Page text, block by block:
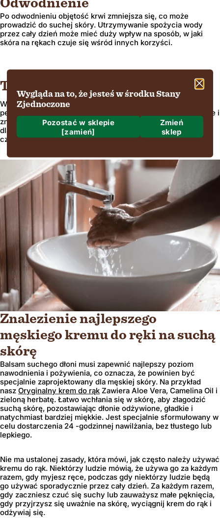
Wygląda na to, że jesteś w środku Stany
Zjednoczone
Pozostać w sklepie
[zamień]
Zmień
sklep
Potwierdzać
Zmiana tam, gdzie wysyłasz, aby zaktualizować walutę, opcje wysyłki i
Odwodnienie
Po odwodnieniu objętość krwi zmniejsza się, co może
prowadzić do suchej skóry. Utrzymywanie spożycia wody
przez cały dzień może mieć duży wpływ na sposób, w jaki
skóra na rękach czuje się wśród innych korzyści.
Twoja praca
Wspominaliśmy powyżej ogólne warunki pracy, ale istnieją
pewne zawody, które wymagają umycia rąk w pilnej potrzebie i
znaczeniu. Na przykład lekarze i pielęgniarki muszą to zrobić
dla własnego bezpieczeństwa, a ich pacjentów i środków
czyszczących alkohol nie są najmilsze dla skóry.
Znalezienie najlepszego
męskiego kremu do ręki na suchą
skórę
Balsam suchego dłoni musi zapewnić najlepszy poziom
nawodnienia i pożywienia, co oznacza, że ​​powinien być
specjalnie zaprojektowany dla męskiej skóry. Na przykład
nasz Oryginalny krem ​​do rąk Zawiera Aloe Vera, Camelina Oil i
zieloną herbatę. Łatwo wchłania się w skórę, aby złagodzić
suchą skórę, pozostawiając dłonie odżywione, gładkie i
natychmiast bardziej miękkie. Jest specjalnie sformułowany w
celu dostarczenia 24 -godzinnej nawilżania, bez tłustego lub
lepkiego.
Nie ma ustalonej zasady, która mówi, jak często należy używać
kremu do rąk. Niektórzy ludzie mówią, że używa go za każdym
razem, gdy myjesz ręce, podczas gdy niektórzy ludzie będą
go używać sporadycznie przez cały dzień. Za każdym razem,
gdy zaczniesz czuć się suchy lub zauważysz małe pęknięcia,
gdy przyjrzysz się uważnie na skórę, wyciągnij krem ​​do rąk i
odżywiaj się.